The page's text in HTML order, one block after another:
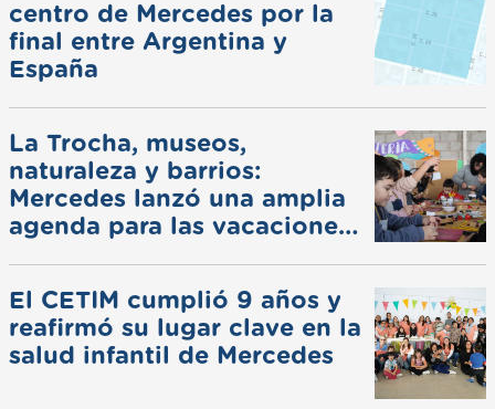
centro de Mercedes por la
final entre Argentina y
España
La Trocha, museos,
naturaleza y barrios:
Mercedes lanzó una amplia
agenda para las vacaciones
El CETIM cumplió 9 años y
reafirmó su lugar clave en la
salud infantil de Mercedes